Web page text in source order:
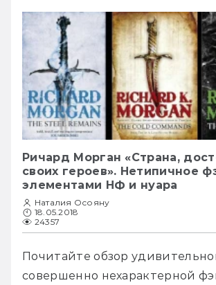
Ричард Морган «Страна,
своих героев». Нетипичное
элементами НФ и нуара
Наталия Осояну
18.05.2018
24357
Почитайте обзор
совершенно нехарактерной